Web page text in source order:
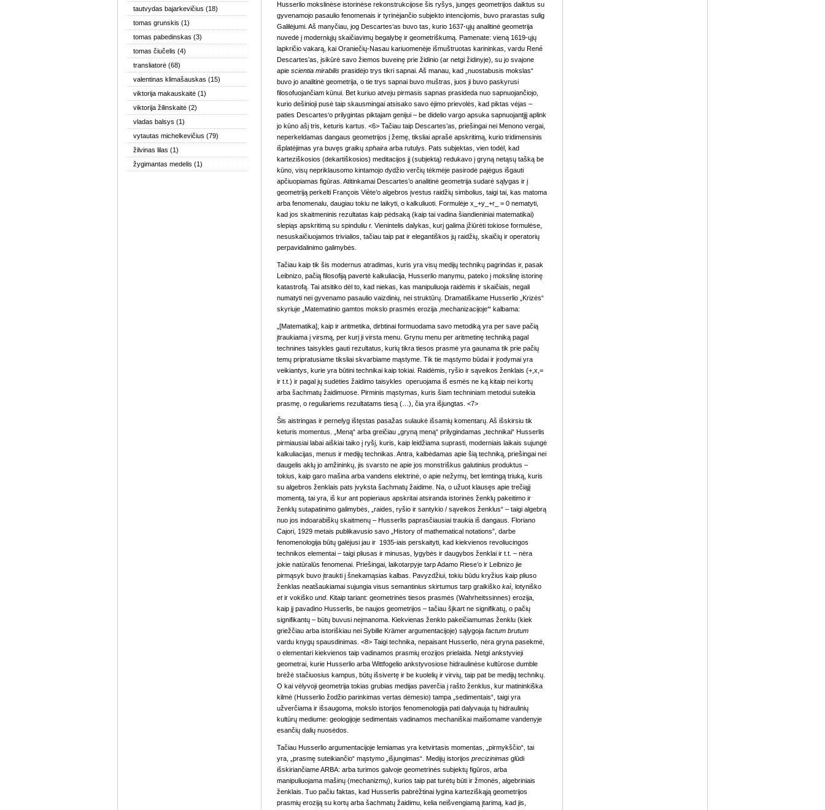
tautvydas bajarkevičius (18)
tomas grunskis (1)
tomas pabedinskas (3)
tomas čiučelis (4)
transliatorė (68)
valentinas klimašauskas (15)
viktorija makauskaitė (1)
viktorija žilinskaitė (2)
vladas balsys (1)
vytautas michelkevičius (79)
žilvinas lilas (1)
žygimantas medelis (1)
Husserlio mokslinėse istorinėse rekonstrukcijose šis ryšys, jungęs geometrijos daiktus su
gyvenamojo pasaulio fenomenais ir tyrinėjančio subjekto intencijomis, buvo prarastas sulig
Galilėjumi. Aš manyčiau, jog Descartes‘as buvo tas, kurio 1637-ųjų analitinė geometrija
nuvedė į moderniųjų skaičiavimų begalybę ir geometriškumą. Pamenate: vieną 1619-ųjų
lapkričio vakarą, kai Oraniečių-Nasau kariuomenėje išmuštruotas karininkas, vardu René
Descartes’as, įsikūrė savo žiemos buveinę prie židinio (ar netgi židinyje), su jo svajone
apie scientia mirabilis prasidėjo trys tikri sapnai. Aš manau, kad „nuostabusis mokslas“
buvo jo analitinė geometrija, o tie trys sapnai buvo muštras, juos ji buvo paskyrusi
filosofuojančiam kūnui. Bet kuriuo atveju pirmasis sapnas prasideda nuo sapnuojančiojo,
kurio dešinioji pusė taip skausmingai atsisako savo ėjimo prievolės, kad piktas vėjas –
paties Descartes‘o prilygintas piktajam genijui – be didelio vargo apsuka sapnuojantįjį aplink
jo kūno ašį tris, keturis kartus. <6> Tačiau taip Descartes’as, priešingai nei Menono vergai,
neperkeldamas dangaus geometrijos į žemę, tiksliai aprašė apskritimą, kurio tridimensinis
išplatėjimas yra buvęs graikų sphaira arba rutulys. Pats subjektas, vien todėl, kad
karteziškosios (dekartiškosios) meditacijos jį (subjektą) redukavo į gryną netąsų tašką be
kūno, visų nepriklausomo kintamojo dydžio verčių tėkmėje pasirodė pajėgus išgauti
apčiuopiamas figūras. Atitinkamai Descartes’o analitinė geometrija sudarė sąlygas ir į
geometriją perkelti François Viète’o algebros įvestus raidžių simbolius, taigi tai, kas matoma
arba fenomenalu, daugiau tokiu ne laikyti, o kalkuliuoti. Formulėje x_+y_+r_ = 0 nematyti,
kad jos skaitmeninis rezultatas kaip pėdsaką (kaip tai vadina šiandieniniai matematikai)
slepiąs apskritimą su spinduliu r. Vienintelis dalykas, kurį galima įžiūrėti tokiose formulėse,
nesuskaičiuojamos trivialios, tačiau taip pat ir elegantiškos jų raidžių, skaičių ir operatorių
perpavidalinimo galimybės.
Tačiau kaip tik šis modernus atradimas, kuris yra visų medijų technikų pagrindas ir, pasak
Leibnizo, pačią filosofiją pavertė kalkuliacija, Husserlio manymu, pateko į mokslinę istorinę
katastrofą. Tai atsitiko dėl to, kad niekas, kas manipuliuoja raidėmis ir skaičiais, negali
numatyti nei gyvenamo pasaulio vaizdinių, nei struktūrų. Dramatiškame Husserlio „Krizės“
skyriuje „Matematinio gamtos mokslo prasmės erozija ‚mechanizacijoje‘“ kalbama:
„[Matematika], kaip ir aritmetika, dirbtinai formuodama savo metodiką yra per save pačią
įtraukiama į virsmą, per kurį ji virsta menu. Grynu menu per aritmetinę techniką pagal
technines taisykles gauti rezultatus, kurių tikra tiesos prasmė yra gaunama tik prie pačių
temų pripratusiame tiksliai skvarbiame mąstyme. Tik tie mąstymo būdai ir įrodymai yra
veikiantys, kurie yra būtini technikai kaip tokiai. Raidėmis, ryšio ir sąveikos ženklais (+,x,=
ir t.t.) ir pagal jų sudėties žaidimo taisykles operuojama iš esmės ne ką kitaip nei kortų
arba šachmatų žaidimuose. Pirminis mąstymas, kuris šiam techniniam metodui suteikia
prasmę, o reguliariems rezultatams tiesą (…), čia yra išjungtas. <7>
Šis aistringas ir pernelyg ištęstas pasažas sulaukė išsamių komentarų. Aš išskirsiu tik
keturis momentus. „Meną“ arba greičiau „gryną meną“ prilygindamas „technikai“ Husserlis
pirmiausiai labai aiškiai taiko į ryšį, kuris, kaip leidžiama suprasti, moderniais laikais sujungė
kalkuliacijas, menus ir medijų technikas. Antra, kalbėdamas apie šią techniką, priešingai nei
daugelis aklų jo amžininkų, jis svarsto ne apie jos monstriškus galutinius produktus –
tokius, kaip garo mašina arba vandens elektrinė, o apie nežymų, bet lemtingą triuką, kuris
su algebros ženklais pats įvyksta šachmatų žaidime. Na, o užuot klausęs apie trečiąjį
momentą, tai yra, iš kur ant popieriaus apskritai atsiranda istorinės ženklų pakeitimo ir
ženklų sutapatinimo galimybės, „raides, ryšio ir santykio / sąveikos ženklus“ – taigi algebrą
nuo jos indoarabiškų skaitmenų – Husserlis paprasčiausiai traukia iš dangaus. Floriano
Cajori, 1929 metais publikavusio savo „History of mathematical notations”, darbe
fenomenologija būtų galėjusi jau ir 1935-iais perskaityti, kad kiekvienos revoliucingos
technikos elementai – taigi pliusas ir minusas, lygybės ir daugybos ženklai ir t.t. – nėra
jokie natūralūs fenomenai. Priešingai, laikotarpyje tarp Adamo Riese’o ir Leibnizo jie
pirmąsyk buvo įtraukti į šnekamąsias kalbas. Pavyzdžiui, tokiu būdu kryžius kaip pliuso
ženklas neatšaukiamai sujungia visus semantinius skirtumus tarp graikiško kaì, lotyniško
etir vokiško und. Kitaip tariant: geometrinės tiesos prasmės (Wahrheitssinnes) erozija,
kaip jį pavadino Husserlis, be naujos geometrijos – tačiau šįkart ne signifikatų, o pačių
signifikantų – būtų buvusi neįmanoma. Kiekvienas ženklo pakeičiamumas ženklu (kiek
griežčiau arba istoriškiau nei Sybille Krämer argumentacijoje) sąlygoja factum brutum
vardu knygų spausdinimas. <8> Taigi technika, nepaisant Husserlio, nėra gryna pasekmė,
o elementari kiekvienos taip vadinamos prasmių erozijos prielaida. Netgi ankstyvieji
geometrai, kurie Husserlio arba Wittfogelio ankstyvosiose hidraulinėse kultūrose dumble
brėžė stačiuosius kampus, būtų išsivertę ir be kuolelių ir virvių, taip pat be medijų technikų.
O kai vėlyvoji geometrija tokias grubias medijas paverčia į rašto ženklus, kur matininkiška
kilmė (Husserlio žodžio parinkimas vertas dėmesio) tampa „sedimentais“, taigi yra
užverčiama ir išsaugoma, mokslo istorijos fenomenologija pati dalyvauja tų hidraulinių
kultūrų mediume: geologijoje sedimentais vadinamos mechaniškai maišomame vandenyje
esančių dalių nuosėdos.
Tačiau Husserlio argumentacijoje lemiamas yra ketvirtasis momentas, „pirmykščio“, tai
yra, „prasmę suteikiančio“ mąstymo „išjungimas“. Medijų istorijos precizinimas glūdi
išskiriančiame ARBA: arba turimos galvoje geometrinės subjektų figūros, arba
manipuliuojama mašinų (mechanizmų), kurios taip pat turėtų būti ir žmonės, algebriniais
ženklais. Tuo pačiu faktas, kad Husserlis pabrėžtinai lygina karteziškąją geometrijos
prasmių eroziją su kortų arba šachmatų žaidimu, kelia neišvengiamą įtarimą, kad jis,